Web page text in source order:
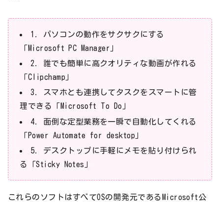
1. パソコンの動作をサクサクにする
「Microsoft PC Manager」
2. 誰でも簡単に高クオリティな動画が作れる
「Clipchamp」
3. スマホとも連携してタスクをスマートに管
理できる「Microsoft To Do」
4. 面倒な定型業務を一瞬で自動化してくれる
「Power Automate for desktop」
5. デスクトップに手軽にメモを貼り付けられ
る「Sticky Notes」
これらのソフトはすべてOSの開発元であるMicrosoft公